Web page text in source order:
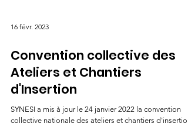
16 févr. 2023
Convention collective des
Ateliers et Chantiers
d'Insertion
SYNESI a mis à jour le 24 janvier 2022 la convention
collective nationale des ateliers et chantiers